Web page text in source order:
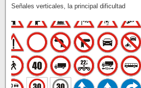
Señales verticales, la principal dificultad